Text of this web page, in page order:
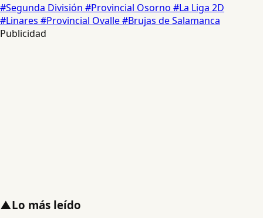
#Segunda División #Provincial Osorno #La Liga 2D
#Linares #Provincial Ovalle#Brujas de Salamanca
Publicidad
▲Lo más leído